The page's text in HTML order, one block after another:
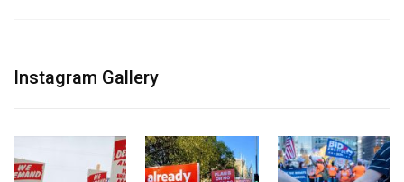
Instagram Gallery